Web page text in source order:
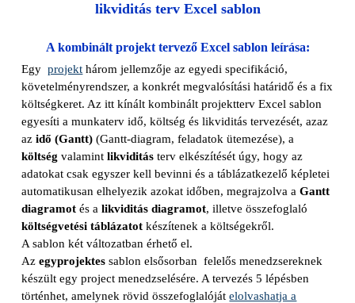
likviditás terv Excel sablon
A kombinált projekt tervező Excel sablon leírása:
Egyprojekt három jellemzője az egyedi specifikáció,
követelményrendszer, a konkrét megvalósítási határidő és a fix
költségkeret. Az itt kínált kombinált projektterv Excel sablon
egyesíti a munkaterv idő, költség és likviditás tervezését, azaz
azidő (Gantt) (Gantt-diagram, feladatok ütemezése), a
költség valamintlikviditás terv elkészítését úgy, hogy az
adatokat csak egyszer kell bevinni és a táblázatkezelő képletei
automatikusan elhelyezik azokat időben, megrajzolva aGantt
diagramot és alikviditás diagramot, illetve összefoglaló
költségvetési táblázatot készítenek a költségekről.
A sablon két változatban érhető el.
Azegyprojektes sablon elsősorban felelős menedzsereknek
készült egy project menedzselésére. A tervezés 5 lépésben
történhet, amelynek rövid összefoglalóját elolvashatja a